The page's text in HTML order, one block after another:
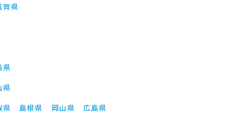
賀県
県
県
県 島根県 岡山県
広島県